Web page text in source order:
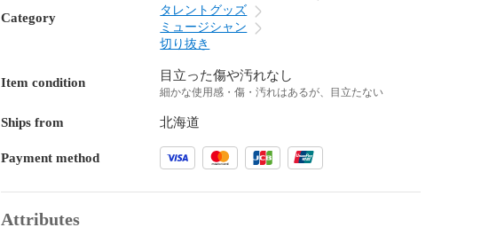
Category
タレントグッズ
ミュージシャン
切り抜き
Item condition 目立った傷や汚れなし
細かな使用感・傷・汚れはあるが、目立たない
Ships from 北海道
Payment method
Attributes